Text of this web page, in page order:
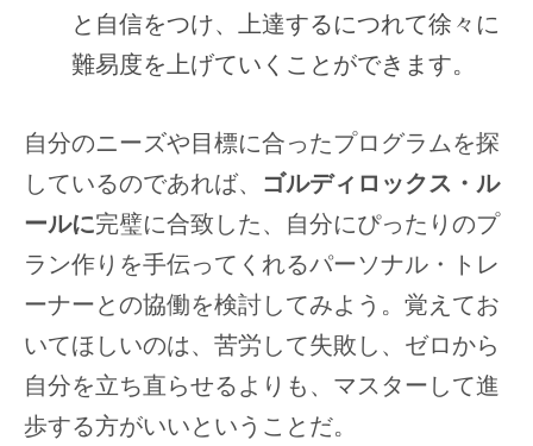
と自信をつけ、上達するにつれて徐々に
難易度を上げていくことができます。
自分のニーズや目標に合ったプログラムを探
しているのであれば、 ゴルディロックス・ル
ールに完璧に合致した、自分にぴったりのプ
ラン作りを手伝ってくれるパーソナル・トレ
ーナーとの協働を検討してみよう。覚えてお
いてほしいのは、苦労して失敗し、ゼロから
自分を立ち直らせるよりも、マスターして進
歩する方がいいということだ。